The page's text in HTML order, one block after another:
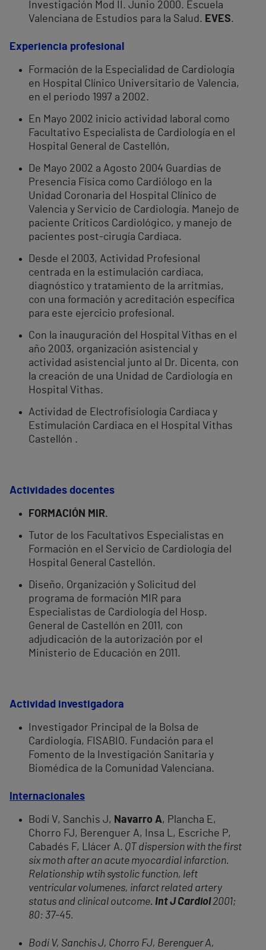
Investigación Mod II. Junio 2000. Escuela
Valenciana de Estudios para la Salud. EVES.
Experiencia profesional
Formación de la Especialidad de Cardiología
en Hospital Clínico Universitario de Valencia,
en el periodo 1997 a 2002.
En Mayo 2002 inicio actividad laboral como
Facultativo Especialista de Cardiología en el
Hospital General de Castellón,
De Mayo 2002 a Agosto 2004 Guardias de
Presencia Física como Cardiólogo en la
Unidad Coronaria del Hospital Clínico de
Valencia y Servicio de Cardiología. Manejo de
paciente Críticos Cardiológico, y manejo de
pacientes post-cirugía Cardiaca.
Desde el 2003, Actividad Profesional
centrada en la estimulación cardiaca,
diagnóstico y tratamiento de la arritmias,
con una formación y acreditación específica
para este ejercicio profesional.
Con la inauguración del Hospital Vithas en el
año 2003, organización asistencial y
actividad asistencial junto al Dr. Dicenta, con
la creación de una Unidad de Cardiología en
Hospital Vithas.
Actividad de Electrofisiología Cardiaca y
Estimulación Cardiaca en el Hospital Vithas
Castellón .
Actividades docentes
FORMACIÓN MIR.
Tutor de los Facultativos Especialistas en
Formación en el Servicio de Cardiología del
Hospital General Castellón.
Diseño, Organización y Solicitud del
programa de formación MIR para
Especialistas de Cardiología del Hosp.
General de Castellón en 2011, con
adjudicación de la autorización por el
Ministerio de Educación en 2011.
Actividad investigadora
Investigador Principal de la Bolsa de
Cardiología, FISABIO. Fundación para el
Fomento de la Investigación Sanitaria y
Biomédica de la Comunidad Valenciana.
Internacionales
Bodí V, Sanchis J, Navarro A, Plancha E,
Chorro FJ, Berenguer A, Insa L, Escriche P,
Cabadés F, Llácer A. QT dispersion with the first
six moth after an acute myocardial infarction.
Relationship wtih systolic function, left
ventricular volumenes, infarct related artery
status and clinical outcome. Int J Cardiol2001;
80: 37-45.
Bodí V, Sanchis J, Chorro FJ, Berenguer A,